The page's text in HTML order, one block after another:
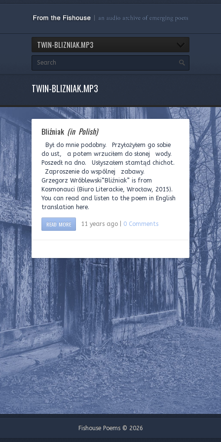
TWIN-BLIZNIAK.MP3
TWIN-BLIZNIAK.MP3
Bliźniak (in Polish)
Był do mnie podobny. Przyłożyłem go sobie
do ust, a potem wrzuciłem do słonej wody.
Poszedł na dno. Usłyszałem stamtąd chichot.
Zaproszenie do wspólnej zabawy.
Grzegorz Wróblewski“Bliźniak” is from
Kosmonauci (Biuro Literackie, Wrocław, 2015).
You can read and listen to the poem in English
translation here.
READ MORE 11 years ago | 0 Comments
Fishouse Poems © 2026